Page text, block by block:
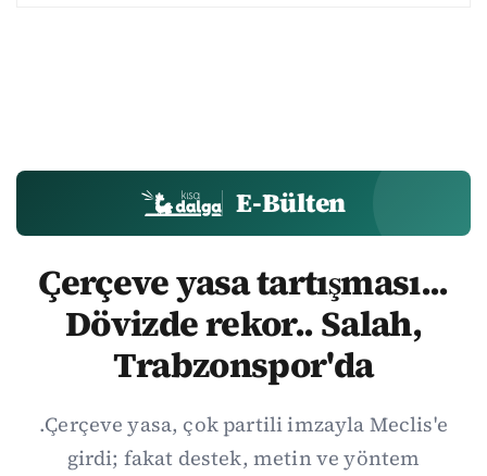
E-Bülten
Çerçeve yasa tartışması...
Dövizde rekor.. Salah,
Trabzonspor'da
.Çerçeve yasa, çok partili imzayla Meclis'e
girdi; fakat destek, metin ve yöntem